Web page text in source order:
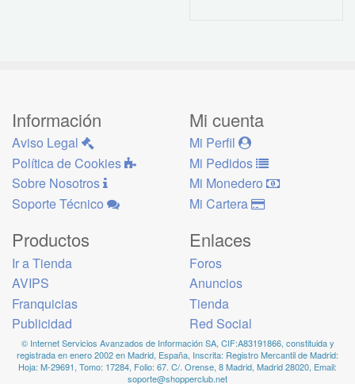
Información
Aviso Legal
Política de Cookies
Sobre Nosotros
Soporte Técnico
Mi cuenta
Mi Perfil
Mi Pedidos
Mi Monedero
Mi Cartera
Productos
Ir a Tienda
AVIPS
Franquicias
Publicidad
Enlaces
Foros
Anuncios
Tienda
Red Social
© Internet Servicios Avanzados de Información SA, CIF:A83191866, constituida y
registrada en enero 2002 en Madrid, España, Inscrita: Registro Mercantil de Madrid:
Hoja: M-29691, Tomo: 17284, Folio: 67. C/. Orense, 8 Madrid, Madrid 28020, Email:
soporte@shopperclub.net